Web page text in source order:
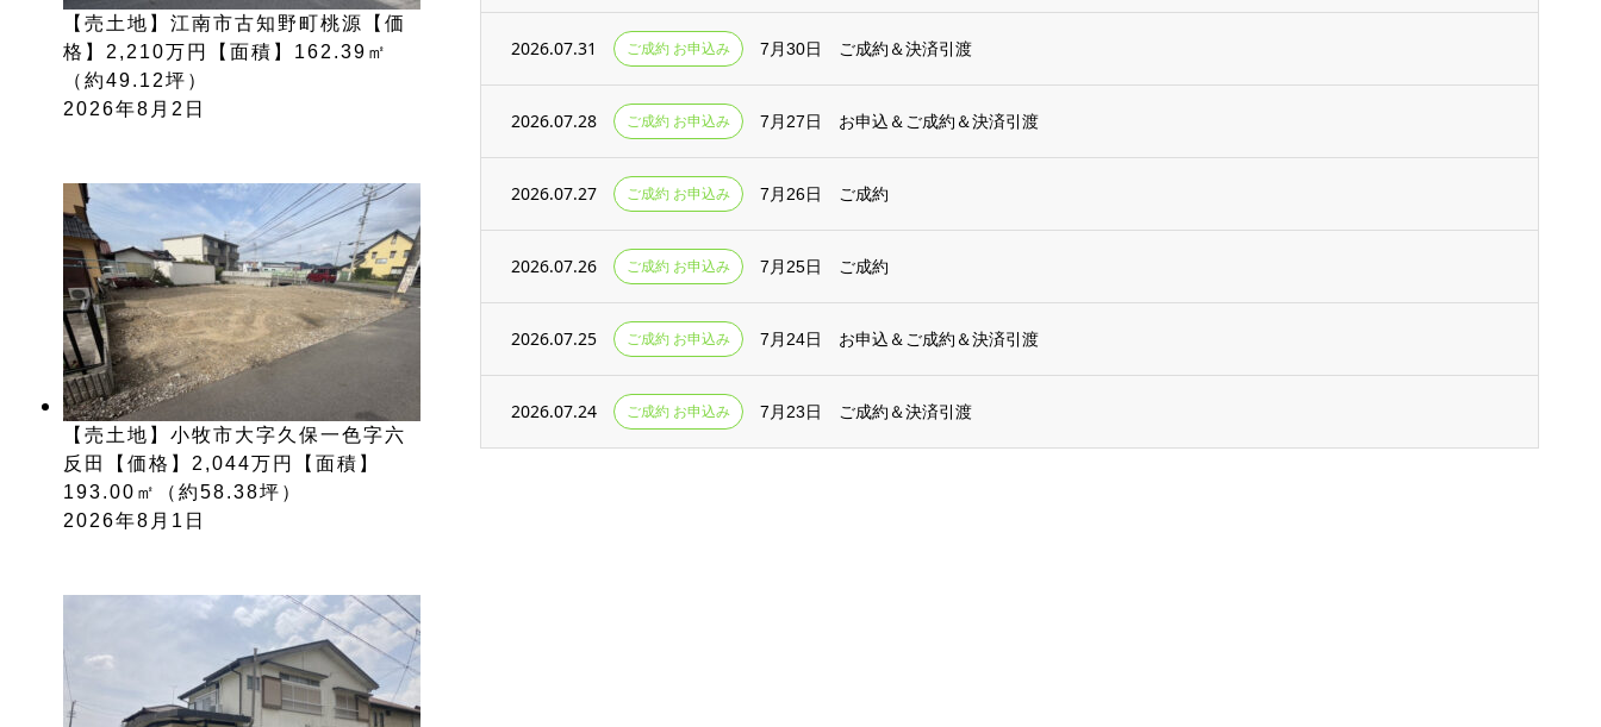
2026.07.31 ご成約 お申込み 7月30日 ご成約＆決済引渡
2026.07.28 ご成約 お申込み 7月27日 お申込＆ご成約＆決済引渡
2026.07.27 ご成約 お申込み 7月26日 ご成約
2026.07.26 ご成約 お申込み 7月25日 ご成約
2026.07.25 ご成約 お申込み 7月24日 お申込＆ご成約＆決済引渡
2026.07.24 ご成約 お申込み 7月23日 ご成約＆決済引渡
【売土地】江南市古知野町桃源【価
格】2,210万円【面積】162.39㎡
（約49.12坪）
2026年8月2日
【売土地】小牧市大字久保一色字六
反田【価格】2,044万円【面積】
193.00㎡（約58.38坪）
2026年8月1日